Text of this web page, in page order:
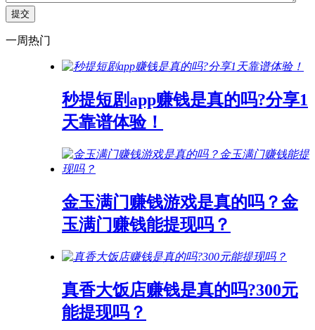
一周热门
秒提短剧app赚钱是真的吗?分享1
天靠谱体验！
金玉满门赚钱游戏是真的吗？金
玉满门赚钱能提现吗？
真香大饭店赚钱是真的吗?300元
能提现吗？